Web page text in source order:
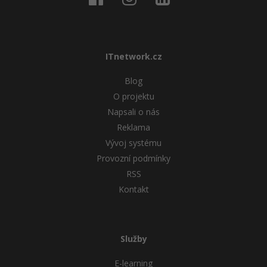
Kybernetická bezpečnost
ITnetwork.cz
Blog
O projektu
Napsali o nás
Reklama
Vývoj systému
Provozní podmínky
RSS
Kontakt
Služby
E-learning